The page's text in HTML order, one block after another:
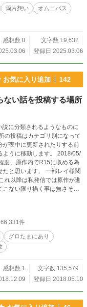
すか？ 色々なバージョンを
よろしくお願いいたします
両片想い
オムニバス
感想数 0
文字数 19,632
登録日 2025.03.06
お気に入り追加 142
ない話を投稿する場所
に分類されるようなものに
が夜中に更新されたりする前
移動します。 2018/05/
、原作内でR15に収める為
たと思います。 一部レイ様関
れ以降は私発信では原作が進
ない限り描く事は無さそう
なるような場面があるよう
いて行くかも知れませんね♪
ィクションであり、現実に
、「俺の事を書いてるらし
ロエロじゃないし。」だと
す。 筆者そこらを書いて自分
合がありますが、苦手な人の
件
グロたまにあり
感想数 1
文字数 135,579
登録日 2018.05.10